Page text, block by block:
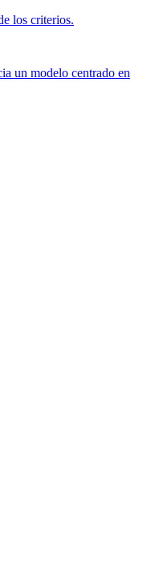
los criterios.
un modelo centrado en